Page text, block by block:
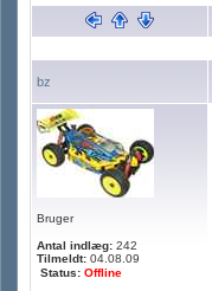
bz
Bruger
Antal indlæg: 242
Tilmeldt: 04.08.09
Status: Offline